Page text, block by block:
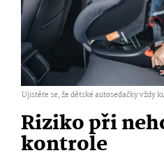
Ujistěte se, že dětské autosedačky vždy
Riziko při
kontrole